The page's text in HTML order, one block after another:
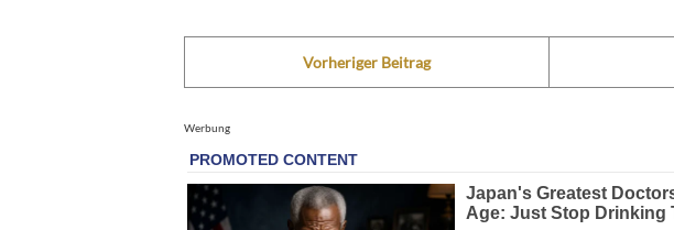
Vorheriger Beitrag
Werbung